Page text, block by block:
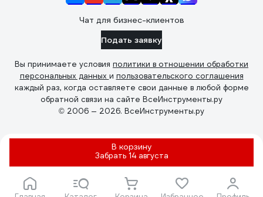
В корзину
Забрать 14 августа
Чат для бизнес-клиентов
Подать заявку
Вы принимаете условия политики в отношении обработки
персональных данных и пользовательского соглашения
каждый раз, когда оставляете свои данные в любой форме
обратной связи на сайте ВсеИнструменты.ру
© 2006 — 2026. ВсеИнструменты.ру